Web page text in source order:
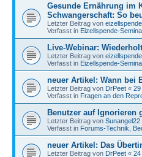
Gesunde Ernährung im
Schwangerschaft: So
Letzter Beitrag von
Verfasst in Eizellspende-
Live-Webinar:
Letzter Beitrag von
Verfasst in Eizellspende-
neuer Artikel: Wann bei
Letzter Beitrag von DrPeet « 29
Verfasst in Fragen an den
Benutzer auf Ignorieren
Letzter Beitrag von Sunangel22
Verfasst in Forums-Technik,
neuer Artikel: Das
Letzter Beitrag von DrPeet « 24